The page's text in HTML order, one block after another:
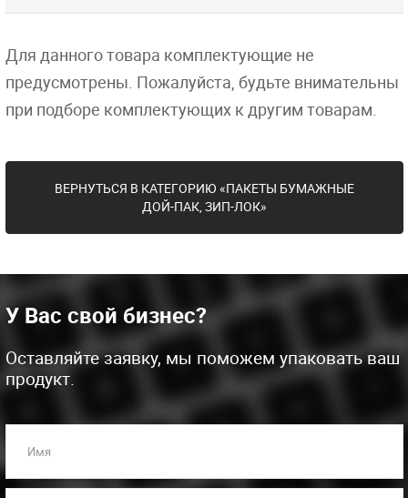
Для данного товара комплектующие не
предусмотрены. Пожалуйста, будьте внимательны
при подборе комплектующих к другим товарам.
ВЕРНУТЬСЯ В КАТЕГОРИЮ «ПАКЕТЫ БУМАЖНЫЕ
ДОЙ-ПАК, ЗИП-ЛОК»
У Вас свой бизнес?
Оставляйте заявку, мы поможем упаковать ваш
продукт.
Имя